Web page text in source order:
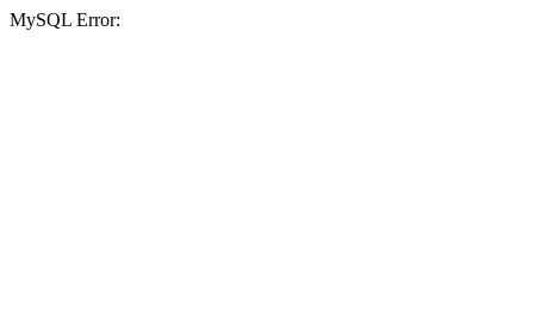
MySQL Error: